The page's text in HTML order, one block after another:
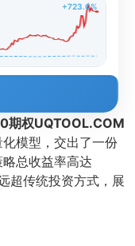
+723.0%
期权UQTOOL.COM
模型，交出了一份
总收益率高达
超传统投资方式，展